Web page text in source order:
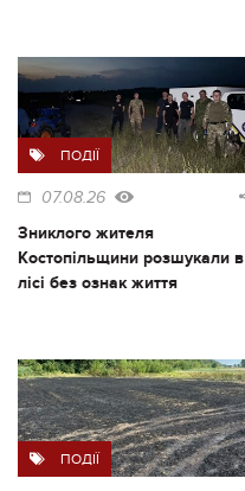
ПОДІЇ
07.08.26
Зниклого жителя
Костопільщини розшукали в
лісі без ознак життя
ПОДІЇ